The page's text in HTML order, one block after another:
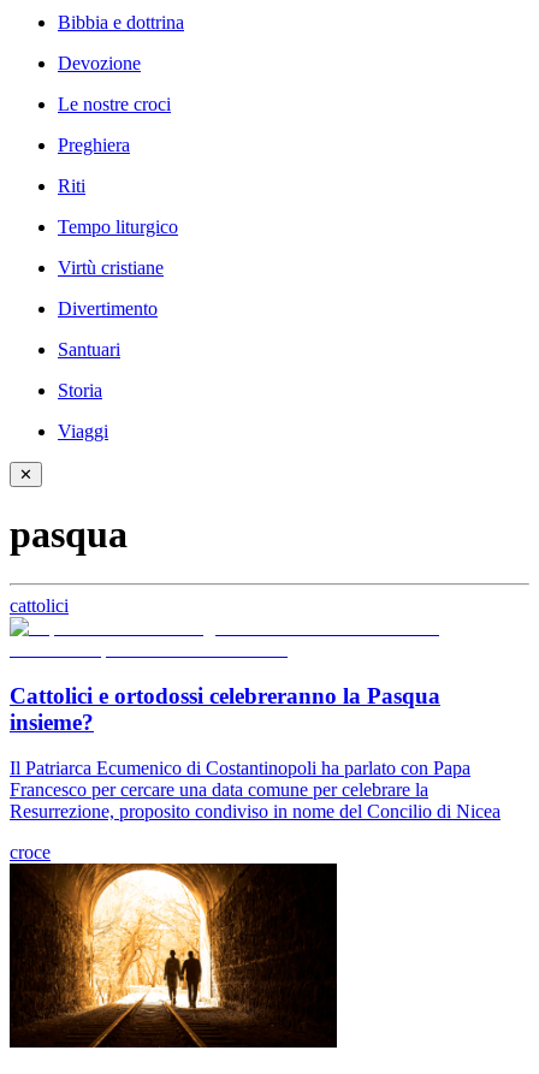
Bibbia e dottrina
Devozione
Le nostre croci
Preghiera
Riti
Tempo liturgico
Virtù cristiane
Divertimento
Santuari
Storia
Viaggi
✕
pasqua
cattolici
Cattolici e ortodossi celebreranno la Pasqua
insieme?
Il Patriarca Ecumenico di Costantinopoli ha parlato con Papa
Francesco per cercare una data comune per celebrare la
Resurrezione, proposito condiviso in nome del Concilio di Nicea
croce